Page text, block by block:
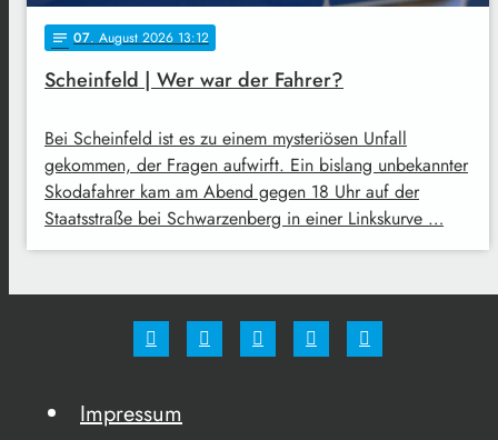
notes 07. August 2026 13:12
Scheinfeld | Wer war der Fahrer?
Bei Scheinfeld ist es zu einem mysteriösen Unfall
gekommen, der Fragen aufwirft. Ein bislang unbekannter
Skodafahrer kam am Abend gegen 18 Uhr auf der
Staatsstraße bei Schwarzenberg in einer Linkskurve …
Impressum